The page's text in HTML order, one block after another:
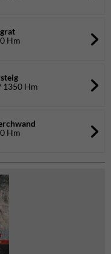
Hm
1350 Hm
Hm